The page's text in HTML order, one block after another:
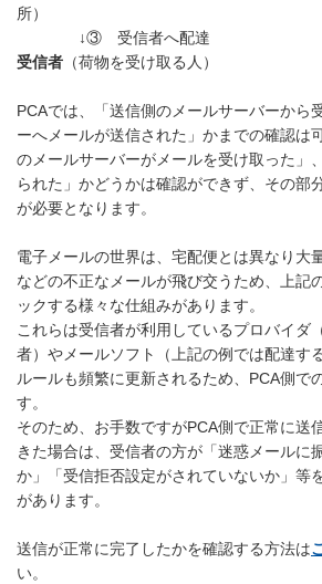
所）
↓③ 受信者へ配達
受信者 （荷物を受け取る人）
PCAでは、「送信側のメールサーバーから
ーへメールが送信された」かまでの確認は
のメールサーバーがメールを受け取った」
られた」かどうかは確認ができず、その部
が必要となります。
電子メールの世界は、宅配便とは異なり大
などの不正なメールが飛び交うため、上
ックする様々な仕組みがあります。
これらは受信者が利用しているプロバイダ
者）やメールソフト（上記の例では配達す
ルールも頻繁に更新されるため、PCA側で
す。
そのため、お手数ですがPCA側で正常に送
きた場合は、受信者の方が「迷惑メールに
か」「受信拒否設定がされていないか」等
があります。
送信が正常に完了したかを確認する方法は
い。